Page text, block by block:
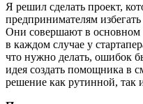
Я решил сделать проект,
предпринимателям
Они совершают в
в каждом случае у
что нужно делать, ошибок
идея создать помощника в
решение как рутинной, так